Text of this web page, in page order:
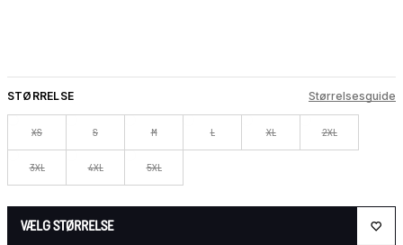
STØRRELSE Størrelsesguide
XS S M L XL 2XL
3XL 4XL 5XL
VÆLG STØRRELSE